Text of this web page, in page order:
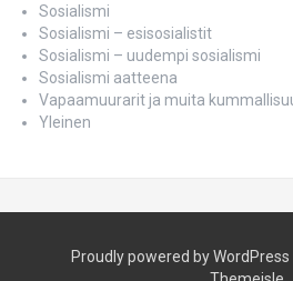
Sosialismi
Sosialismi – esisosialistit
Sosialismi – uudempi sosialismi
Sosialismi aatteena
Vapaamuurarit ja muita
Yleinen
Proudly powered by WordPress